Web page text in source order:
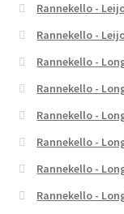
Rannekello -
Rannekello -
Rannekello -
Rannekello -
Rannekello -
Rannekello -
Rannekello -
Rannekello -